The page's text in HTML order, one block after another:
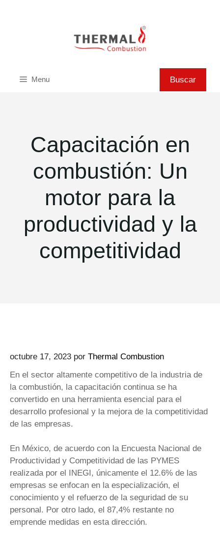
Menu Buscar
Capacitación en
combustión: Un
motor para la
productividad y la
competitividad
octubre 17, 2023 por Thermal Combustion
En el sector altamente competitivo de la industria de
la combustión, la capacitación continua se ha
convertido en una herramienta esencial para el
desarrollo profesional y la mejora de la competitividad
de las empresas.
En México, de acuerdo con la Encuesta Nacional de
Productividad y Competitividad de las PYMES
realizada por el INEGI, únicamente el 12.6% de las
empresas se enfocan en la especialización, el
conocimiento y el refuerzo de la seguridad de su
personal. Por otro lado, el 87,4% restante no
emprende medidas en esta dirección.